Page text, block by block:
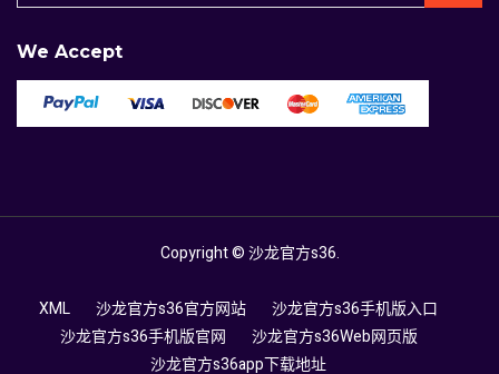
We Accept
Copyright ©沙龙官方s36.
XML 沙龙官方s36官方网站
沙龙官方s36手机版入口
沙龙官方s36手机版官网
沙龙官方s36Web网页版
沙龙官方s36app下载地址